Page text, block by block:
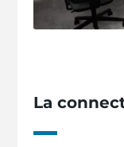
La